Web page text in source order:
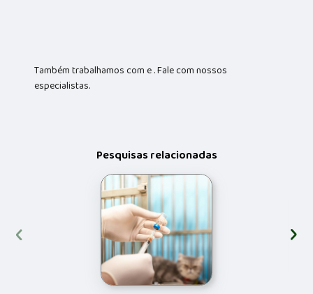
Também trabalhamos com e . Fale com nossos
especialistas.
Pesquisas relacionadas
‹ ›